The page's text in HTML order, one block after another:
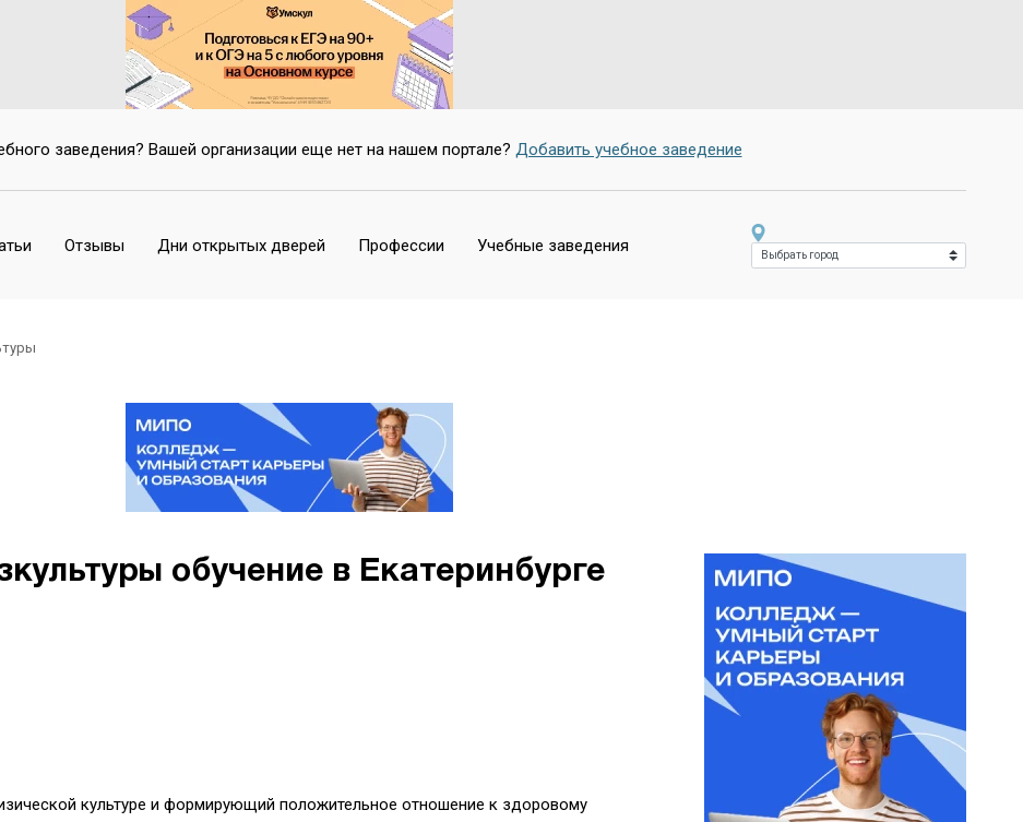
заведения? Вашей организации еще нет на нашем портале? Добавить учебное заведение
Отзывы Дни открытых дверей Профессии Учебные заведения
обучение в Екатеринбурге
культуре и формирующий положительное отношение к здоровому